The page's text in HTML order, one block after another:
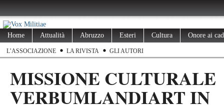
Home Attualità Abruzzo Esteri Cultura Onore ai
L’ASSOCIAZIONE LA RIVISTA GLI AUTORI
MISSIONE CULTURALE
VERBUMLANDIART IN